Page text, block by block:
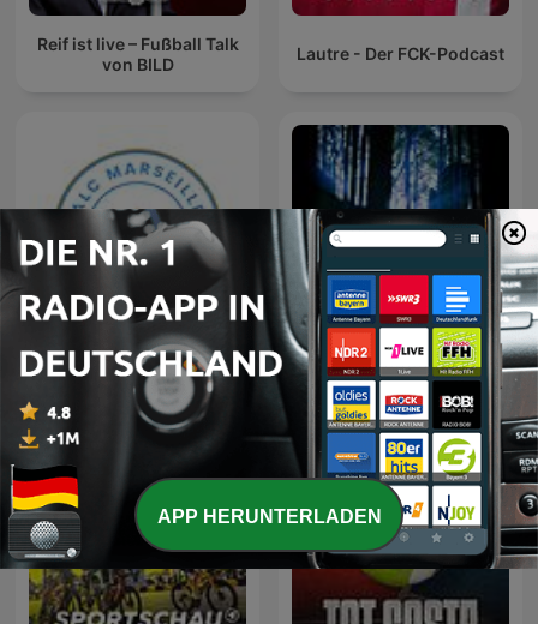
Reif ist live – Fußball Talk
von BILD
Lautre - Der FCK-Podcast
ALC Marseille ITH – Sagen & Götter
APP HERUNTERLADEN